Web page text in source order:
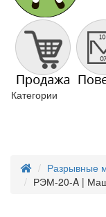
Категории
Разрывные
РЭМ-20-A |